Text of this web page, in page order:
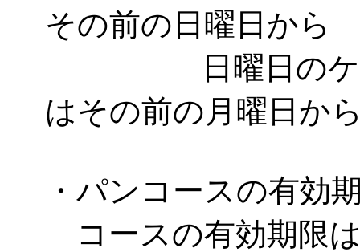
その前の日曜日から
日曜日のケーキ
はその前の月曜日か
・パンコースの有効
コースの有効期限